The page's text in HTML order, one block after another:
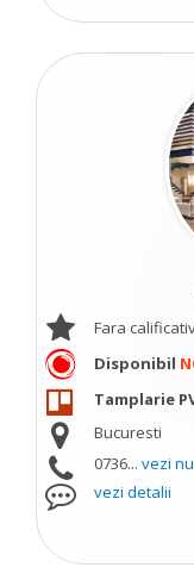
Fara
Disponibil
Tamplarie
Bucuresti
0736... vezi
vezi detalii